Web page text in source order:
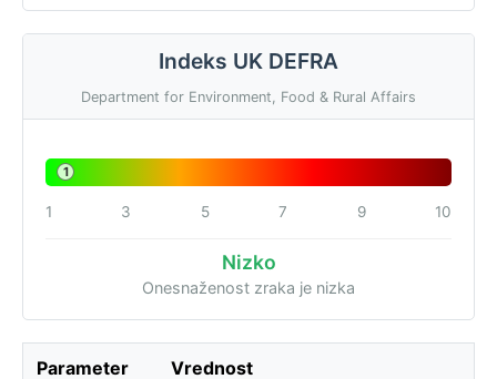
Indeks UK DEFRA
Department for Environment, Food & Rural Affairs
1
1 3 5 7 9 10
Nizko
Onesnaženost zraka je nizka
Parameter Vrednost